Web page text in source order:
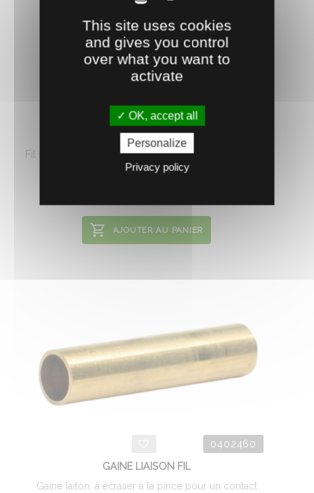
FIL BLANFOR - 1000 m
Fil souple pour clôture électrique (adapté à la clôture
semi permanente). Recommandé ...
AJOUTER AU PANIER
0402460
GAINE LIAISON FIL
Gaine laiton, à écraser à la pince pour un contact
This site uses cookies
and gives you control
over what you want to
activate
OK, accept all
Personalize
Privacy policy